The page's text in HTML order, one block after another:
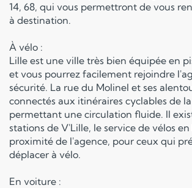
14, 68, qui vous permettront de vous
à destination.
À vélo :
Lille est une ville très bien équipée en
et vous pourrez facilement rejoindre
sécurité. La rue du Molinel et ses
connectés aux itinéraires cyclables de
permettant une circulation fluide. Il
stations de V'Lille, le service de vélos
proximité de l'agence, pour ceux qui
déplacer à vélo.
En voiture :